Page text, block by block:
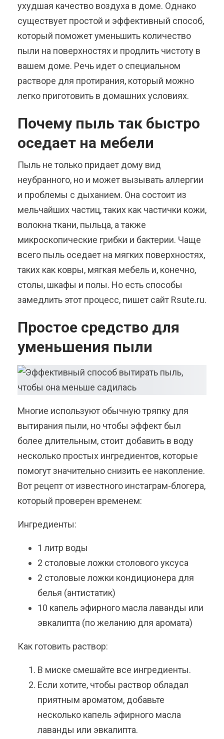
ухудшая качество воздуха в доме. Однако
существует простой и эффективный способ,
который поможет уменьшить количество
пыли на поверхностях и продлить чистоту в
вашем доме. Речь идет о специальном
растворе для протирания, который можно
легко приготовить в домашних условиях.
Почему пыль так быстро
оседает на мебели
Пыль не только придает дому вид
неубранного, но и может вызывать аллергии
и проблемы с дыханием. Она состоит из
мельчайших частиц, таких как частички кожи,
волокна ткани, пыльца, а также
микроскопические грибки и бактерии. Чаще
всего пыль оседает на мягких поверхностях,
таких как ковры, мягкая мебель и, конечно,
столы, шкафы и полы. Но есть способы
замедлить этот процесс, пишет сайт Rsute.ru.
Простое средство для
уменьшения пыли
Многие используют обычную тряпку для
вытирания пыли, но чтобы эффект был
более длительным, стоит добавить в воду
несколько простых ингредиентов, которые
помогут значительно снизить ее накопление.
Вот рецепт от известного инстаграм-блогера,
который проверен временем:
Ингредиенты:
1 литр воды
2 столовые ложки столового уксуса
2 столовые ложки кондиционера для
белья (антистатик)
10 капель эфирного масла лаванды или
эвкалипта (по желанию для аромата)
Как готовить раствор:
В миске смешайте все ингредиенты.
Если хотите, чтобы раствор обладал
приятным ароматом, добавьте
несколько капель эфирного масла
лаванды или эвкалипта.